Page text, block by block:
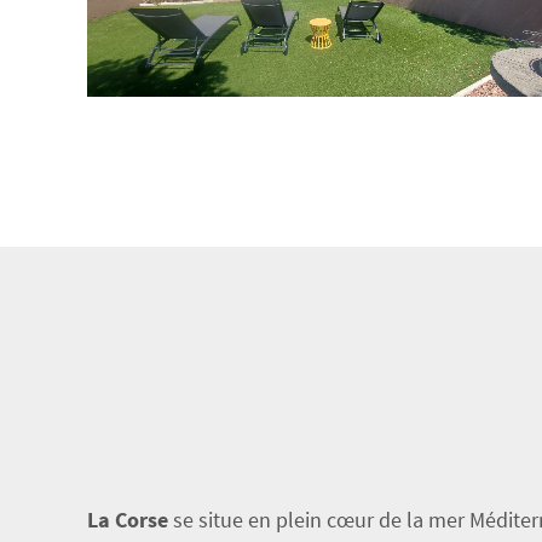
La Corsese situe en plein cœur de la mer